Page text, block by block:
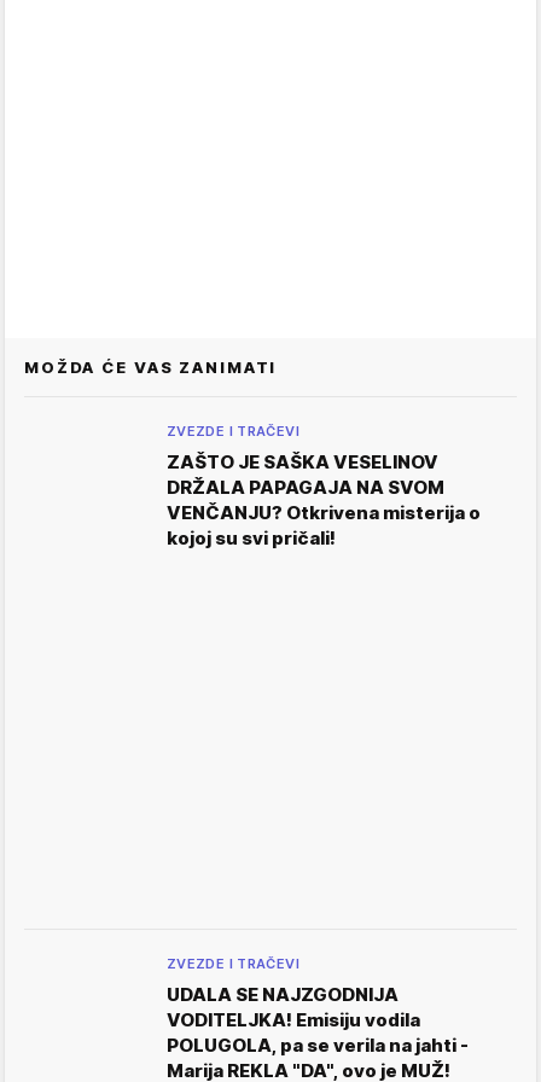
MOŽDA ĆE VAS ZANIMATI
ZVEZDE I TRAČEVI
ZAŠTO JE SAŠKA VESELINOV
DRŽALA PAPAGAJA NA SVOM
VENČANJU? Otkrivena misterija o
kojoj su svi pričali!
ZVEZDE I TRAČEVI
UDALA SE NAJZGODNIJA
VODITELJKA! Emisiju vodila
POLUGOLA, pa se verila na jahti -
Marija REKLA "DA", ovo je MUŽ!